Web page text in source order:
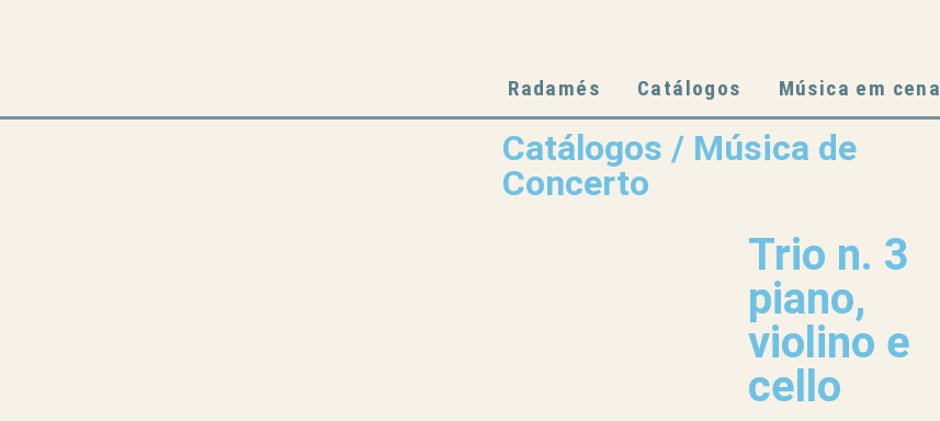
Radamés Catálogos Música em cena
Catálogos / Música de
Concerto
Trio n. 3
piano,
violino e
cello